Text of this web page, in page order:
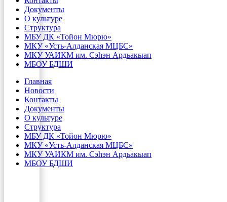
Документы
О культуре
Структура
МБУ ДК «Тойон Мюрю»
МКУ «Усть-Алданская МЦБС»
МКУ УАИКМ им. Сэһэн Ардьакыап
МБОУ БДШИ
Главная
Новости
Контакты
Документы
О культуре
Структура
МБУ ДК «Тойон Мюрю»
МКУ «Усть-Алданская МЦБС»
МКУ УАИКМ им. Сэһэн Ардьакыап
МБОУ БДШИ